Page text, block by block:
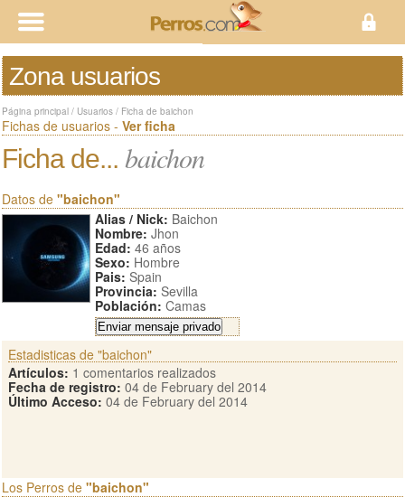
Zona usuarios
Página principal / Usuarios / Ficha de baichon
Fichas de usuarios - Ver ficha
Ficha de... baichon
Datos de "baichon"
Alias / Nick: Baichon
Nombre: Jhon
Edad: 46 años
Sexo: Hombre
Pais: Spain
Provincia: Sevilla
Población: Camas
Estadisticas de "baichon"
Artículos: 1 comentarios realizados
Fecha de registro: 04 de February del 2014
Último Acceso: 04 de February del 2014
Los Perros de "baichon"